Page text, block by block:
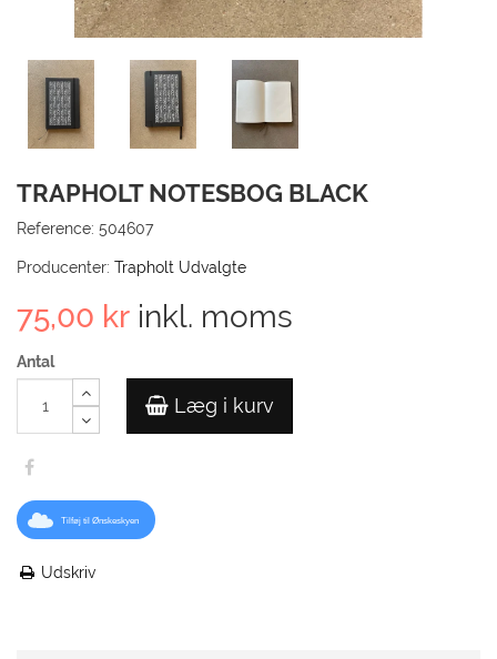
TRAPHOLT NOTESBOG BLACK
Reference: 504607
Producenter: Trapholt Udvalgte
75,00 kr inkl. moms
Antal
Læg i kurv
Tilføj til Ønskeskyen
Udskriv